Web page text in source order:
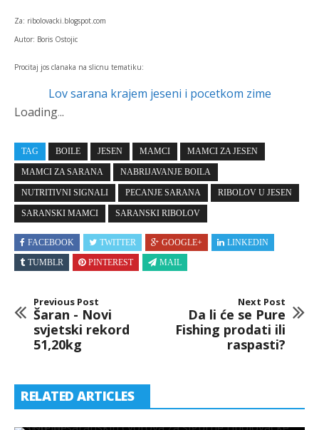
Za: ribolovacki.blogspot.com
Autor: Boris Ostojic
Procitaj jos clanaka na slicnu tematiku:
Lov sarana krajem jeseni i pocetkom zime
Loading...
TAG BOILE JESEN MAMCI MAMCI ZA JESEN
MAMCI ZA SARANA NABRIJAVANJE BOILA
NUTRITIVNI SIGNALI PECANJE SARANA RIBOLOV U JESEN
SARANSKI MAMCI SARANSKI RIBOLOV
FACEBOOK TWITTER GOOGLE+
LINKEDIN
TUMBLR
PINTEREST MAIL
Previous Post
Šaran - Novi
svjetski rekord
51,20kg
Next Post
Da li će se Pure
Fishing prodati ili
raspasti?
RELATED ARTICLES